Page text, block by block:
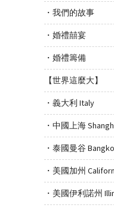
・我們的故事
・婚禮囍宴
・婚禮籌備
【世界這麼大】
・義大利 Italy
・中國上海
・泰國曼谷
・美國加州
・美國伊利諾州